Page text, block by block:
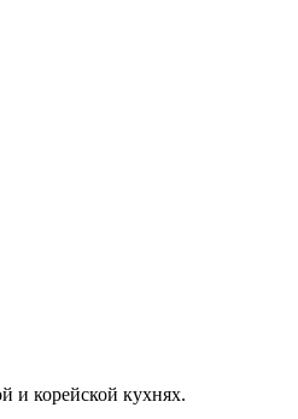
и корейской кухнях.